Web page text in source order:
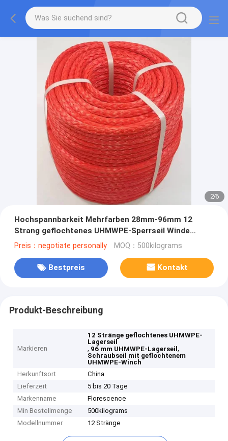
2/6
Hochspannbarkeit Mehrfarben 28mm-96mm 12
Strang geflochtenes UHMWPE-Sperrseil Winde
Schleppseil
Preis：negotiate personally MOQ：500kilograms
Bestpreis Kontakt
Produkt-Beschreibung
Markieren
12 Stränge geflochtenes UHMWPE-
Lagerseil
, 96 mm UHMWPE-Lagerseil,
Schraubseil mit geflochtenem
UHMWPE-Winch
Herkunftsort
China
Lieferzeit
5 bis 20 Tage
Markenname
Florescence
Min Bestellmenge
500kilograms
Modellnummer
12 Stränge